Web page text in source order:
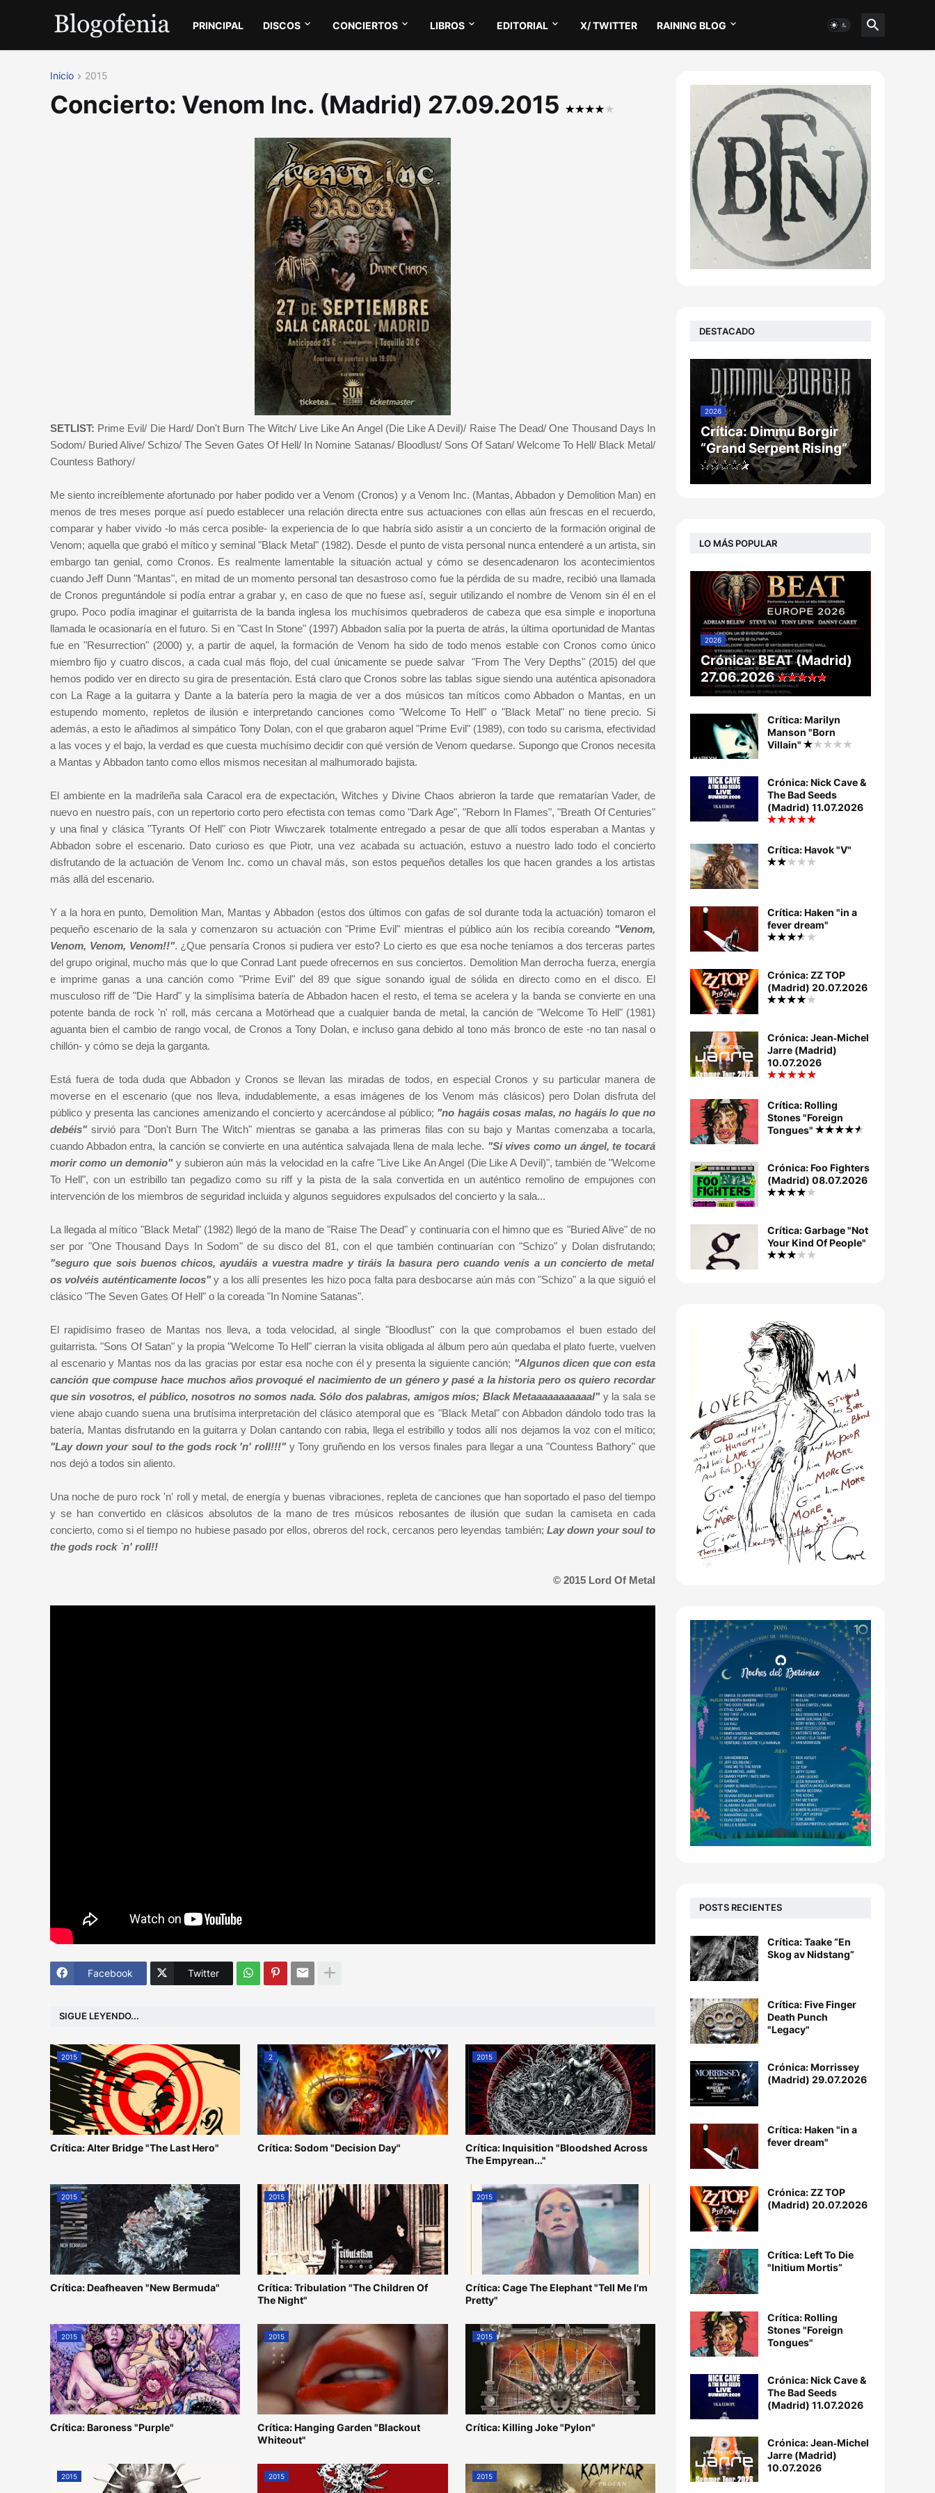
PRINCIPAL DISCOS CONCIERTOS LIBROS EDITORIAL X/ TWITTER RAINING BLOG
Inicio 2015
Concierto: Venom Inc. (Madrid) 27.09.2015
SETLIST: Prime Evil/ Die Hard/ Don't Burn The Witch/ Live Like An Angel (Die Like A Devil)/ Raise The Dead/ One Thousand Days In
Sodom/ Buried Alive/ Schizo/ The Seven Gates Of Hell/ In Nomine Satanas/ Bloodlust/ Sons Of Satan/ Welcome To Hell/ Black Metal/
Countess Bathory/
Me siento increíblemente afortunado por haber podido ver a Venom (Cronos) y a Venom Inc. (Mantas, Abbadon y Demolition Man) en
menos de tres meses porque así puedo establecer una relación directa entre sus actuaciones con ellas aún frescas en el recuerdo,
comparar y haber vivido -lo más cerca posible- la experiencia de lo que habría sido asistir a un concierto de la formación original de
Venom; aquella que grabó el mítico y seminal "Black Metal" (1982). Desde el punto de vista personal nunca entenderé a un artista, sin
embargo tan genial, como Cronos. Es realmente lamentable la situación actual y cómo se desencadenaron los acontecimientos
cuando Jeff Dunn "Mantas", en mitad de un momento personal tan desastroso como fue la pérdida de su madre, recibió una llamada
de Cronos preguntándole si podía entrar a grabar y, en caso de que no fuese así, seguir utilizando el nombre de Venom sin él en el
grupo. Poco podía imaginar el guitarrista de la banda inglesa los muchísimos quebraderos de cabeza que esa simple e inoportuna
llamada le ocasionaría en el futuro. Si en "Cast In Stone" (1997) Abbadon salía por la puerta de atrás, la última oportunidad de Mantas
fue en "Resurrection" (2000) y, a partir de aquel, la formación de Venom ha sido de todo menos estable con Cronos como único
miembro fijo y cuatro discos, a cada cual más flojo, del cual únicamente se puede salvar "From The Very Depths" (2015) del que
hemos podido ver en directo su gira de presentación. Está claro que Cronos sobre las tablas sigue siendo una auténtica apisonadora
con La Rage a la guitarra y Dante a la batería pero la magia de ver a dos músicos tan míticos como Abbadon o Mantas, en un
estupendo momento, repletos de ilusión e interpretando canciones como "Welcome To Hell" o "Black Metal" no tiene precio. Si
además, a esto le añadimos al simpático Tony Dolan, con el que grabaron aquel "Prime Evil" (1989), con todo su carisma, efectividad
a las voces y el bajo, la verdad es que cuesta muchísimo decidir con qué versión de Venom quedarse. Supongo que Cronos necesita
a Mantas y Abbadon tanto como ellos mismos necesitan al malhumorado bajista.
El ambiente en la madrileña sala Caracol era de expectación, Witches y Divine Chaos abrieron la tarde que rematarían Vader, de
nuevo en nuestro país, con un repertorio corto pero efectista con temas como "Dark Age", "Reborn In Flames", "Breath Of Centuries"
y una final y clásica "Tyrants Of Hell" con Piotr Wiwczarek totalmente entregado a pesar de que allí todos esperaban a Mantas y
Abbadon sobre el escenario. Dato curioso es que Piotr, una vez acabada su actuación, estuvo a nuestro lado todo el concierto
disfrutando de la actuación de Venom Inc. como un chaval más, son estos pequeños detalles los que hacen grandes a los artistas
más allá del escenario.
Y a la hora en punto, Demolition Man, Mantas y Abbadon (estos dos últimos con gafas de sol durante toda la actuación) tomaron el
pequeño escenario de la sala y comenzaron su actuación con "Prime Evil" mientras el público aún los recibía coreando "Venom,
Venom, Venom, Venom!!". ¿Que pensaría Cronos si pudiera ver esto? Lo cierto es que esa noche teníamos a dos terceras partes
del grupo original, mucho más que lo que Conrad Lant puede ofrecernos en sus conciertos. Demolition Man derrocha fuerza, energía
e imprime ganas a una canción como "Prime Evil" del 89 que sigue sonando igual de sólida en directo como en el disco. El
musculoso riff de "Die Hard" y la simplísima batería de Abbadon hacen el resto, el tema se acelera y la banda se convierte en una
potente banda de rock 'n' roll, más cercana a Motörhead que a cualquier banda de metal, la canción de "Welcome To Hell" (1981)
aguanta bien el cambio de rango vocal, de Cronos a Tony Dolan, e incluso gana debido al tono más bronco de este -no tan nasal o
chillón- y cómo se deja la garganta.
Está fuera de toda duda que Abbadon y Cronos se llevan las miradas de todos, en especial Cronos y su particular manera de
moverse en el escenario (que nos lleva, indudablemente, a esas imágenes de los Venom más clásicos) pero Dolan disfruta del
público y presenta las canciones amenizando el concierto y acercándose al público; "no hagáis cosas malas, no hagáis lo que no
debéis" sirvió para "Don't Burn The Witch" mientras se ganaba a las primeras filas con su bajo y Mantas comenzaba a tocarla,
cuando Abbadon entra, la canción se convierte en una auténtica salvajada llena de mala leche. "Si vives como un ángel, te tocará
morir como un demonio" y subieron aún más la velocidad en la cafre "Live Like An Angel (Die Like A Devil)", también de "Welcome
To Hell", con un estribillo tan pegadizo como su riff y la pista de la sala convertida en un auténtico remolino de empujones con
intervención de los miembros de seguridad incluida y algunos seguidores expulsados del concierto y la sala...
La llegada al mítico "Black Metal" (1982) llegó de la mano de "Raise The Dead" y continuaría con el himno que es "Buried Alive" de no
ser por "One Thousand Days In Sodom" de su disco del 81, con el que también continuarían con "Schizo" y Dolan disfrutando;
"seguro que sois buenos chicos, ayudáis a vuestra madre y tiráis la basura pero cuando venís a un concierto de metal
os volvéis auténticamente locos"y a los allí presentes les hizo poca falta para desbocarse aún más con "Schizo" a la que siguió el
clásico "The Seven Gates Of Hell" o la coreada "In Nomine Satanas".
El rapidísimo fraseo de Mantas nos lleva, a toda velocidad, al single "Bloodlust" con la que comprobamos el buen estado del
guitarrista. "Sons Of Satan" y la propia "Welcome To Hell" cierran la visita obligada al álbum pero aún quedaba el plato fuerte, vuelven
al escenario y Mantas nos da las gracias por estar esa noche con él y presenta la siguiente canción; "Algunos dicen que con esta
canción que compuse hace muchos años provoqué el nacimiento de un género y pasé a la historia pero os quiero recordar
que sin vosotros, el público, nosotros no somos nada. Sólo dos palabras, amigos míos; Black Metaaaaaaaaaaal" y la sala se
viene abajo cuando suena una brutísima interpretación del clásico atemporal que es "Black Metal" con Abbadon dándolo todo tras la
batería, Mantas disfrutando en la guitarra y Dolan cantando con rabia, llega el estribillo y todos allí nos dejamos la voz con el mítico;
"Lay down your soul to the gods rock 'n' roll!!!" y Tony gruñendo en los versos finales para llegar a una "Countess Bathory" que
nos dejó a todos sin aliento.
Una noche de puro rock 'n' roll y metal, de energía y buenas vibraciones, repleta de canciones que han soportado el paso del tiempo
y se han convertido en clásicos absolutos de la mano de tres músicos rebosantes de ilusión que sudan la camiseta en cada
concierto, como si el tiempo no hubiese pasado por ellos, obreros del rock, cercanos pero leyendas también; Lay down your soul to
the gods rock `n' roll!!
© 2015 Lord Of Metal
Facebook Twitter
SIGUE LEYENDO...
2015
Crítica: Alter Bridge "The Last Hero"
2
Crítica: Sodom "Decision Day"
2015
Crítica: Inquisition "Bloodshed Across
The Empyrean..."
2015
Crítica: Deafheaven "New Bermuda"
2015
Crítica: Tribulation "The Children Of
The Night"
2015
Crítica: Cage The Elephant "Tell Me I'm
Pretty"
2015
Crítica: Baroness "Purple"
2015
Crítica: Hanging Garden "Blackout
Whiteout"
2015
Crítica: Killing Joke "Pylon"
2015 2015 2015
DESTACADO
2026
Crítica: Dimmu Borgir
“Grand Serpent Rising”
LO MÁS POPULAR
2026
Crónica: BEAT (Madrid)
27.06.2026
Crítica: Marilyn
Manson "Born
Villain"
Crónica: Nick Cave &
The Bad Seeds
(Madrid) 11.07.2026
Crítica: Havok "V"
Crítica: Haken "in a
fever dream"
Crónica: ZZ TOP
(Madrid) 20.07.2026
Crónica: Jean‐Michel
Jarre (Madrid)
10.07.2026
Crítica: Rolling
Stones "Foreign
Tongues"
Crónica: Foo Fighters
(Madrid) 08.07.2026
Crítica: Garbage "Not
Your Kind Of People"
POSTS RECIENTES
Crítica: Taake “En
Skog av Nidstang”
Crítica: Five Finger
Death Punch
"Legacy"
Crónica: Morrissey
(Madrid) 29.07.2026
Crítica: Haken "in a
fever dream"
Crónica: ZZ TOP
(Madrid) 20.07.2026
Crítica: Left To Die
"Initium Mortis”
Crítica: Rolling
Stones "Foreign
Tongues"
Crónica: Nick Cave &
The Bad Seeds
(Madrid) 11.07.2026
Crónica: Jean‐Michel
Jarre (Madrid)
10.07.2026